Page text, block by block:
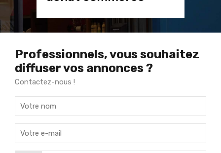
Professionnels, vous souhaitez
diffuser vos annonces ?
Contactez-nous !